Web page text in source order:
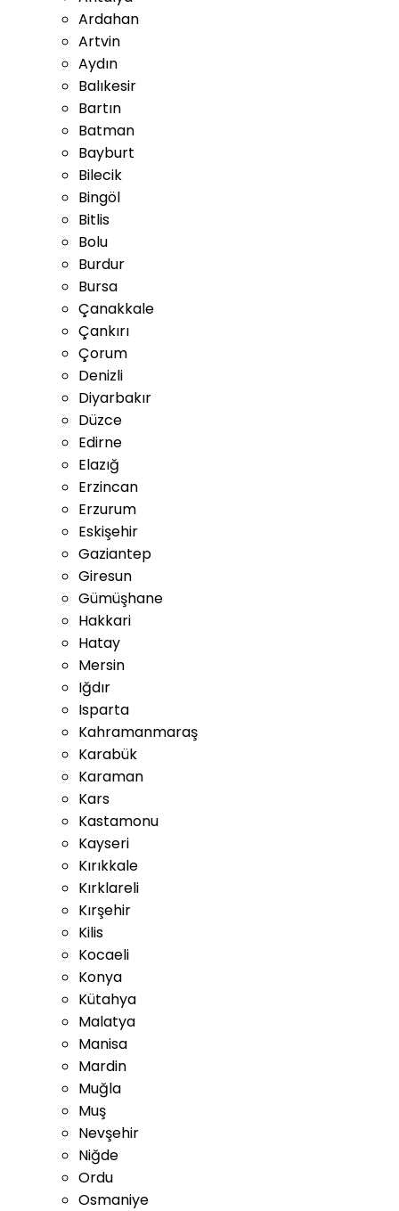
Ardahan
Artvin
Aydın
Balıkesir
Bartın
Batman
Bayburt
Bilecik
Bingöl
Bitlis
Bolu
Burdur
Bursa
Çanakkale
Çankırı
Çorum
Denizli
Diyarbakır
Düzce
Edirne
Elazığ
Erzincan
Erzurum
Eskişehir
Gaziantep
Giresun
Gümüşhane
Hakkari
Hatay
Mersin
Iğdır
Isparta
Kahramanmaraş
Karabük
Karaman
Kars
Kastamonu
Kayseri
Kırıkkale
Kırklareli
Kırşehir
Kilis
Kocaeli
Konya
Kütahya
Malatya
Manisa
Mardin
Muğla
Muş
Nevşehir
Niğde
Ordu
Osmaniye